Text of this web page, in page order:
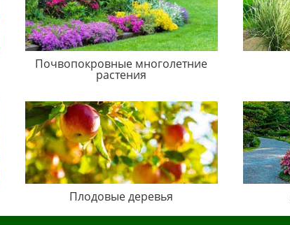
Почвопокровные многолетние
растения
Плодовые деревья